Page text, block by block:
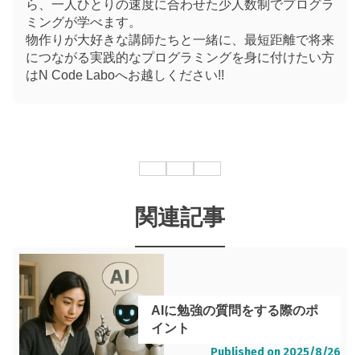
ら、一人ひとりの速度に合わせた少人数制でプログラ
ミングが学べます。
物作りが大好きな講師たちと一緒に、最短距離で将来
につながる実践的なプログラミングを身に付けたい方
はN Code Laboへお越しください!!
関連記事
AIに勉強の質問をする際のポ
イント